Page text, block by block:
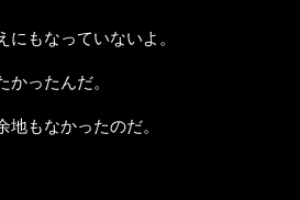
もなっていないよ。
ったんだ。
もなかったのだ。